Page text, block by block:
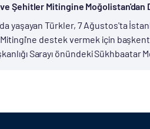
Şehitler Mitingine Moğolistan'dan
yaşayan Türkler, 7 Ağustos'ta
destek vermek için başkent
Sarayı önündeki Sükhbaatar